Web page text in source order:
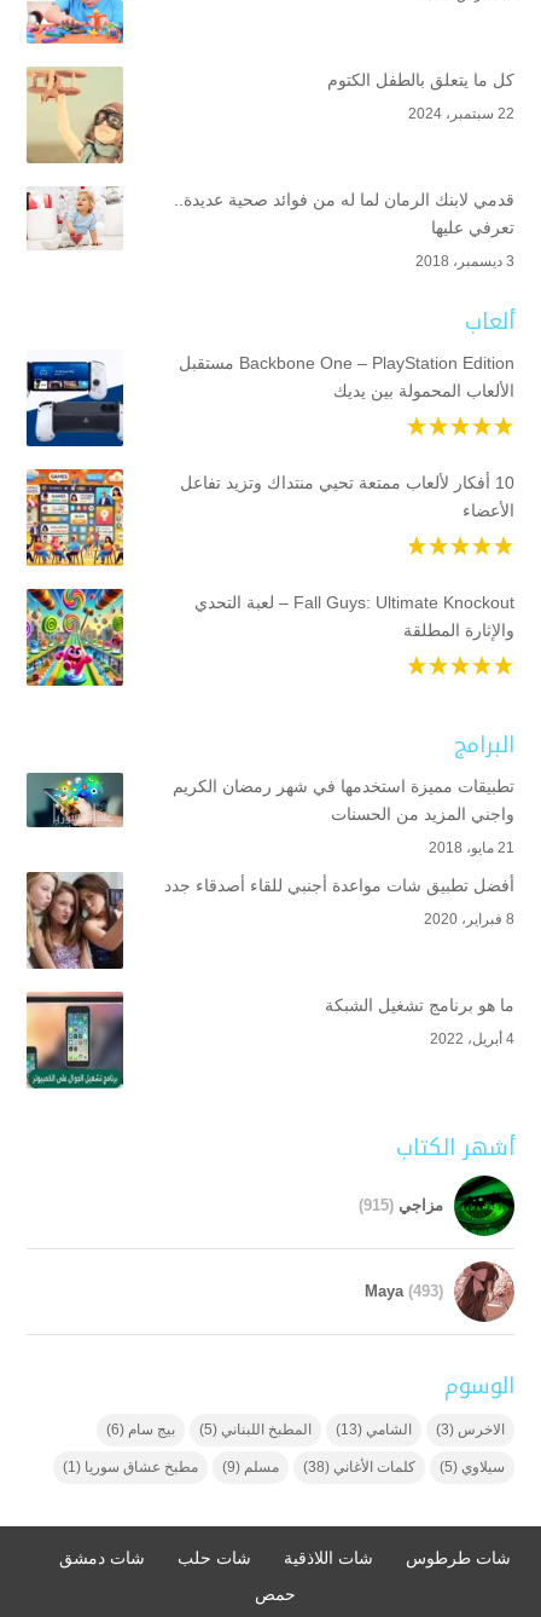
كل ما يتعلق بالطفل الكتوم
22 سبتمبر، 2024
قدمي لابنك الرمان لما له من فوائد صحية عديدة..
تعرفي عليها
3 ديسمبر، 2018
ألعاب
Backbone One – PlayStation Edition مستقبل
الألعاب المحمولة بين يديك
10 أفكار لألعاب ممتعة تحيي منتداك وتزيد تفاعل
الأعضاء
Fall Guys: Ultimate Knockout – لعبة التحدي
والإثارة المطلقة
البرامج
تطبيقات مميزة استخدمها في شهر رمضان الكريم
واجني المزيد من الحسنات
21 مايو، 2018
أفضل تطبيق شات مواعدة أجنبي للقاء أصدقاء جدد
8 فبراير، 2020
ما هو برنامج تشغيل الشبكة
4 أبريل، 2022
أشهر الكتاب
مزاجي (915)
Maya (493)
الوسوم
الاخرس (3) الشامي (13) المطبخ اللبناني (5) بيج سام (6)
سيلاوي (5) كلمات الأغاني (38) مسلم (9) مطبخ عشاق سوريا (1)
شات طرطوس شات اللاذقية شات حلب
شات دمشق
حمص